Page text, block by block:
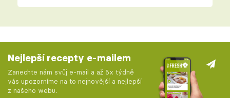
Nejlepší recepty e-mailem
Zanechte nám svůj e-mail a až 5x týdně
vás upozorníme na to nejnovější a nejlepší
z našeho webu.